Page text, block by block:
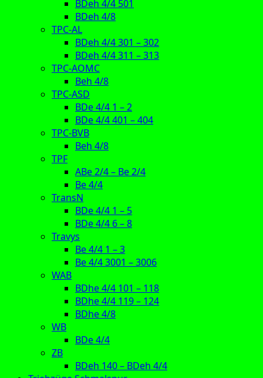
BDeh 4/4 501
BDeh 4/8
TPC-AL
BDeh 4/4 301 – 302
BDeh 4/4 311 – 313
TPC-AOMC
Beh 4/8
TPC-ASD
BDe 4/4 1 – 2
BDe 4/4 401 – 404
TPC-BVB
Beh 4/8
TPF
ABe 2/4 – Be 2/4
Be 4/4
TransN
BDe 4/4 1 – 5
BDe 4/4 6 – 8
Travys
Be 4/4 1 – 3
Be 4/4 3001 – 3006
WAB
BDhe 4/4 101 – 118
BDhe 4/4 119 – 124
BDhe 4/8
WB
BDe 4/4
ZB
BDeh 140 – BDeh 4/4